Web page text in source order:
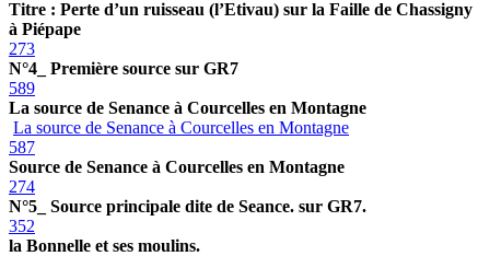
Titre : Perte d’un ruisseau (l’Etivau) sur la Faille de Chassigny
à Piépape
273
N°4_ Première source sur GR7
589
La source de Senance à Courcelles en Montagne
La source de Senance à Courcelles en Montagne
587
Source de Senance à Courcelles en Montagne
274
N°5_ Source principale dite de Seance. sur GR7.
352
la Bonnelle et ses moulins.